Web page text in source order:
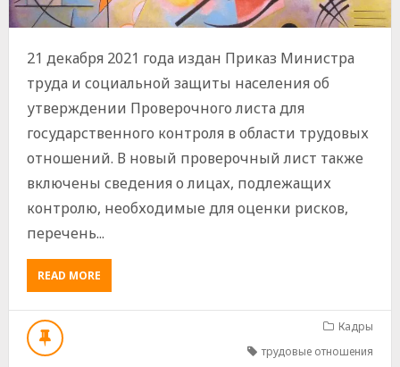
21 декабря 2021 года издан Приказ Министра
труда и социальной защиты населения об
утверждении Проверочного листа для
государственного контроля в области трудовых
отношений. В новый проверочный лист также
включены сведения о лицах, подлежащих
контролю, необходимые для оценки рисков,
перечень...
READ MOREABOUT
УТВЕРЖДЕН
ПРОВЕРОЧНЫЙ
Кадры
трудовые отношения